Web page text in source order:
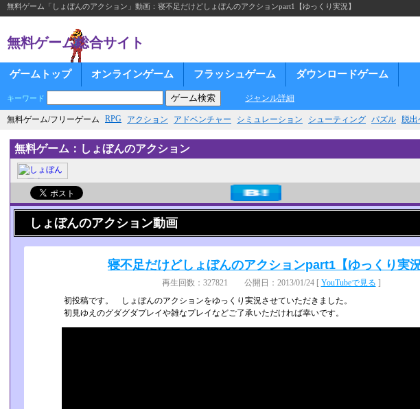
無料ゲーム「しょぼんのアクション」動画：寝不足だけどしょぼんのアクションpart1【ゆっくり実況】
無料ゲーム総合サイト
ゲームトップ オンラインゲーム フラッシュゲーム ダウンロードゲーム
キーワード ジャンル詳細
無料ゲーム/フリーゲーム RPG アクション アドベンチャー シミュレーション シューティング パズル 脱
無料ゲーム：しょぼんのアクション
しょぼんのアクション動画
寝不足だけどしょぼんのアクションpart1【ゆっくり実況
再生回数：327821 公開日：2013/01/24 [ YouTubeで見る ]
初投稿です。 しょぼんのアクションをゆっくり実況させていただきました。
初見ゆえのグダグダプレイや雑なプレイなどご了承いただければ幸いです。